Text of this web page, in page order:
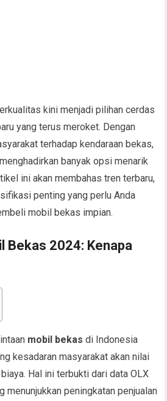
kini menjadi pilihan cerdas
yang terus meroket. Dengan
terhadap kendaraan bekas,
banyak opsi menarik
ini akan membahas tren terbaru,
penting yang perlu Anda
mobil bekas impian.
Bekas 2024: Kenapa
mobil bekas di Indonesia
kesadaran masyarakat akan nilai
Hal ini terbukti dari data OLX
menunjukkan peningkatan penjualan